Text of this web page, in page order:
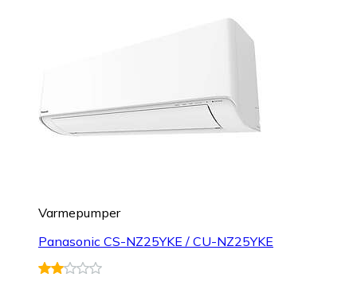
Varmepumper
Panasonic CS-NZ25YKE / CU-NZ25YKE